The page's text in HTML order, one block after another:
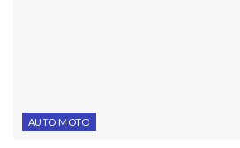
AUTO MOTO